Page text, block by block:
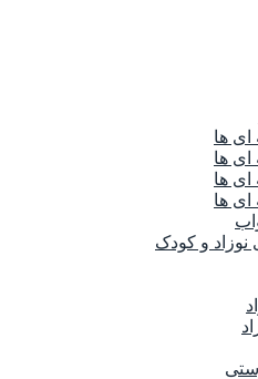
ها
ها
ها
ها
نوزاد و کودک